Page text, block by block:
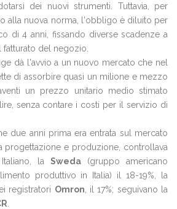
dei nuovi strumenti. Tuttavia, per
alla nuova norma, l'obbligo è diluito per
di 4 anni, fissando diverse scadenze a
del negozio.
dà l'avvio a un nuovo mercato che nel
di assorbire quasi un milione e mezzo
un prezzo unitario medio stimato
senza contare i costi per il servizio di
due anni prima era entrata sul mercato
e produzione, controllava
la Sweda (gruppo americano
produttivo in Italia) il 18-19%, la
registratori Omron , il 17%; seguivano la